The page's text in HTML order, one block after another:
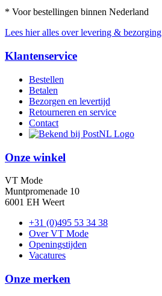
* Voor bestellingen binnen Nederland
Lees hier alles over levering & bezorging
Klantenservice
Bestellen
Betalen
Bezorgen en levertijd
Retourneren en service
Contact
Onze winkel
VT Mode
Muntpromenade 10
6001 EH Weert
+31 (0)495 53 34 38
Over VT Mode
Openingstijden
Vacatures
Onze merken